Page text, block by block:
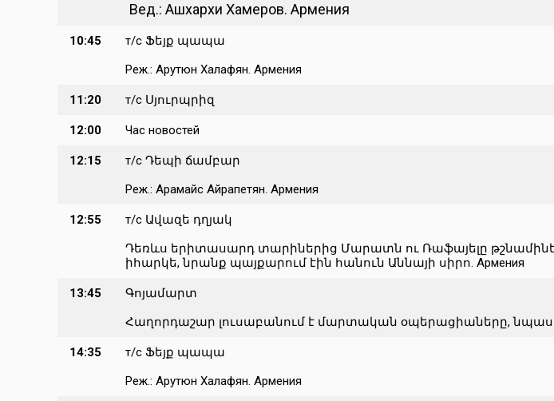
Вед.: Ашхархи Хамеров. Армения
10:45
т/с Ֆեյք պապա
Реж.: Арутюн Халафян. Армения
11:20 т/с Սյուրպրիզ
12:00 Час новостей
12:15
т/с Դեպի ճամբար
Реж.: Арамайс Айрапетян. Армения
12:55
т/с Ավազե դղյակ
Դեռևս երիտասարդ տարիներից Մարատն ու Ռաֆայելը թշնամիներ
իհարկե, նրանք պայքարում էին հանուն Աննայի սիրո. Армения
13:45
Գոյամարտ
Հաղորդաշար լուսաբանում է մարտական օպերացիաները,
14:35
т/с Ֆեյք պապա
Реж.: Арутюн Халафян. Армения